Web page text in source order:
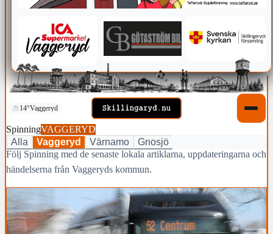
14°Vaggeryd
SpinningVAGGERYD
Alla
Vaggeryd Värnamo
Gnosjö
Följ Spinning med de senaste lokala artiklarna, uppdateringarna och
händelserna från Vaggeryds kommun.